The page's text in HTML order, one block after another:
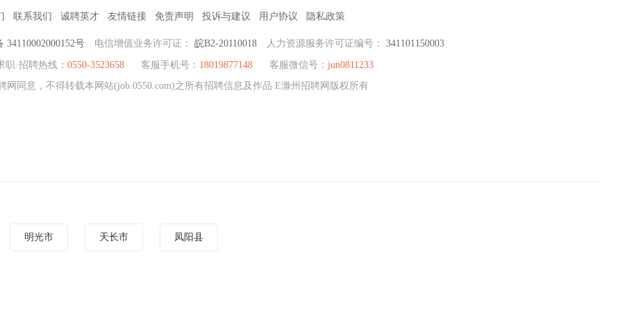
联系我们 诚聘英才 友情链接 免责声明 投诉与建议 用户协议 隐私政策
34110002000152号 电信增值业务许可证： 皖B2-20110018 人力资源服务许可证编号： 341101150003
职·招聘热线： 0550-3523658 客服手机号： 18019877148 客服微信号： jun0811233
网同意，不得转载本网站(job.0550.com)之所有招聘信息及作品 E滁州招聘网版权所有
明光市 天长市 凤阳县